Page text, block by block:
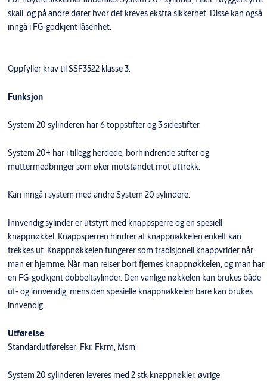
skall, og på andre dører hvor det kreves ekstra sikkerhet. Disse kan også
inngå i FG-godkjent låsenhet.
Oppfyller krav til SSF3522 klasse 3.
Funksjon
System 20 sylinderen har 6 toppstifter og 3 sidestifter.
System 20+ har i tillegg herdede, borhindrende stifter og
muttermedbringer som øker motstandet mot uttrekk.
Kan inngå i system med andre System 20 sylindere.
Innvendig sylinder er utstyrt med knappsperre og en spesiell
knappnøkkel. Knappsperren hindrer at knappnøkkelen enkelt kan
trekkes ut. Knappnøkkelen fungerer som tradisjonell knappvrider når
man er hjemme. Når man reiser bort fjernes knappnøkkelen, og man har
en FG-godkjent dobbeltsylinder. Den vanlige nøkkelen kan brukes både
ut- og innvendig, mens den spesielle knappnøkkelen bare kan brukes
innvendig.
Utførelse
Standardutførelser: Fkr, Fkrm, Msm
System 20 sylinderen leveres med 2 stk knappnøkler, øvrige